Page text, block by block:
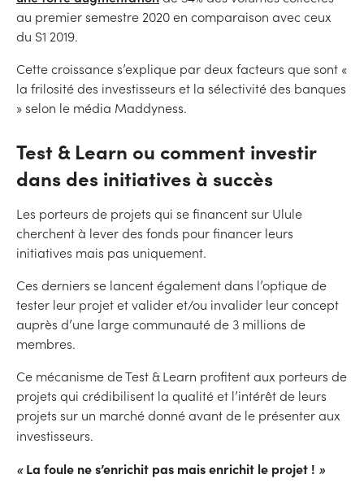
au premier semestre 2020 en comparaison avec ceux
du S1 2019.
Cette croissance s’explique par deux facteurs que sont «
la frilosité des investisseurs et la sélectivité des banques
» selon le média Maddyness.
Test & Learn ou comment investir
dans des initiatives à succès
Les porteurs de projets qui se financent sur Ulule
cherchent à lever des fonds pour financer leurs
initiatives mais pas uniquement.
Ces derniers se lancent également dans l’optique de
tester leur projet et valider et/ou invalider leur concept
auprès d’une large communauté de 3 millions de
membres.
Ce mécanisme de Test & Learn profitent aux porteurs de
projets qui crédibilisent la qualité et l’intérêt de leurs
projets sur un marché donné avant de le présenter aux
investisseurs.
«La foule ne s’enrichit pas mais enrichit le projet ! »